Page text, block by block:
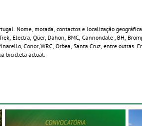
Nome, morada, contactos e localização
Electra, Qüer, Dahon, BMC, Cannondale , BH,
Conor, WRC, Orbea, Santa Cruz, entre outras.
bicicleta actual.